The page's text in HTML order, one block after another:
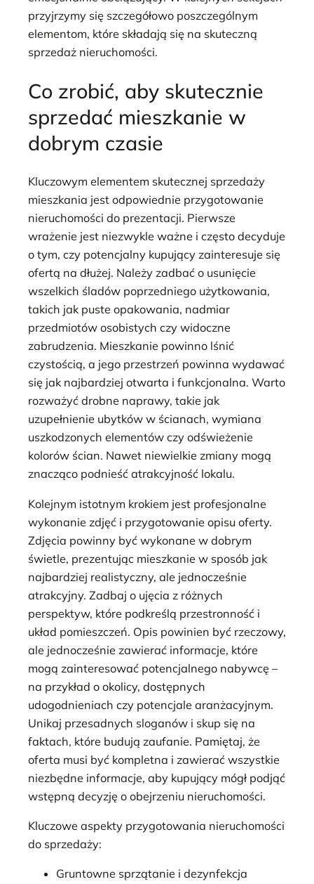
przyjrzymy się szczegółowo poszczególnym
elementom, które składają się na skuteczną
sprzedaż nieruchomości.
Co zrobić, aby skutecznie
sprzedać mieszkanie w
dobrym czasie
Kluczowym elementem skutecznej sprzedaży
mieszkania jest odpowiednie przygotowanie
nieruchomości do prezentacji. Pierwsze
wrażenie jest niezwykle ważne i często decyduje
o tym, czy potencjalny kupujący zainteresuje się
ofertą na dłużej. Należy zadbać o usunięcie
wszelkich śladów poprzedniego użytkowania,
takich jak puste opakowania, nadmiar
przedmiotów osobistych czy widoczne
zabrudzenia. Mieszkanie powinno lśnić
czystością, a jego przestrzeń powinna wydawać
się jak najbardziej otwarta i funkcjonalna. Warto
rozważyć drobne naprawy, takie jak
uzupełnienie ubytków w ścianach, wymiana
uszkodzonych elementów czy odświeżenie
kolorów ścian. Nawet niewielkie zmiany mogą
znacząco podnieść atrakcyjność lokalu.
Kolejnym istotnym krokiem jest profesjonalne
wykonanie zdjęć i przygotowanie opisu oferty.
Zdjęcia powinny być wykonane w dobrym
świetle, prezentując mieszkanie w sposób jak
najbardziej realistyczny, ale jednocześnie
atrakcyjny. Zadbaj o ujęcia z różnych
perspektyw, które podkreślą przestronność i
układ pomieszczeń. Opis powinien być rzeczowy,
ale jednocześnie zawierać informacje, które
mogą zainteresować potencjalnego nabywcę –
na przykład o okolicy, dostępnych
udogodnieniach czy potencjale aranżacyjnym.
Unikaj przesadnych sloganów i skup się na
faktach, które budują zaufanie. Pamiętaj, że
oferta musi być kompletna i zawierać wszystkie
niezbędne informacje, aby kupujący mógł podjąć
wstępną decyzję o obejrzeniu nieruchomości.
Kluczowe aspekty przygotowania nieruchomości
do sprzedaży:
Gruntowne sprzątanie i dezynfekcja